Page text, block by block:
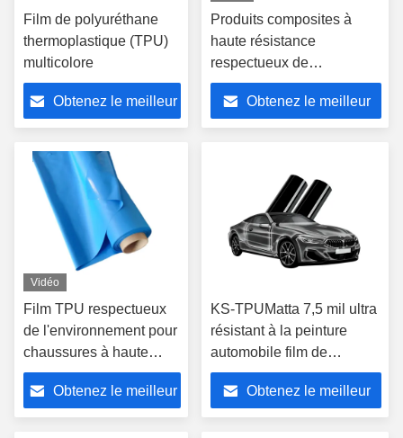
Film de polyuréthane
thermoplastique (TPU)
multicolore
Obtenez le meilleur
Produits composites à
haute résistance
respectueux de
l'environnement de 1400
mm de largeur
Obtenez le meilleur
Vidéo
Film TPU respectueux
de l'environnement pour
chaussures à haute
résistance de
commande minimum de
500 mètres
Obtenez le meilleur
KS-TPUMatta 7,5 mil ultra
résistant à la peinture
automobile film de
protection TPU aliphatique
Obtenez le meilleur